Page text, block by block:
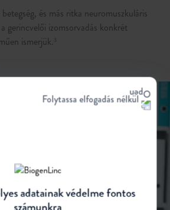
adatainak védelme fontos
Folytassa elfogadás nélkül
és más ritka neuromuszkuláris
gerincvelői izomsorvadás konkrét
ismerjük. 3